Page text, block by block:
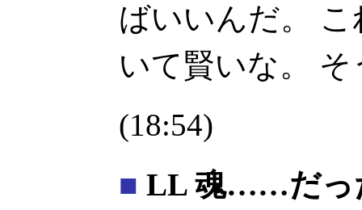
ばいいんだ。
いて賢いな。
(18:54)
■ LL 魂……だっ